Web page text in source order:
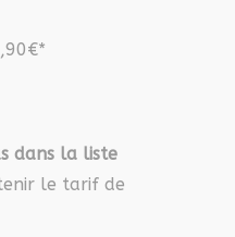
dans la liste
le tarif de